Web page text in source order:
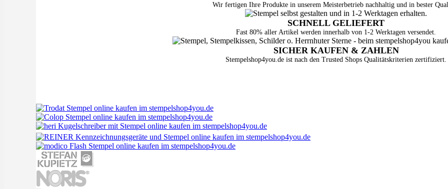
Wir fertigen Ihre Produkte in unserem Meisterbetrieb nachhaltig und in bester
SCHNELL GELIEFERT
Fast 80% aller Artikel werden innerhalb von 1-2 Werktagen versendet.
SICHER KAUFEN & ZAHLEN
Stempelshop4you.de ist nach den Trusted Shops Qualitätskriterien zertifiziert.